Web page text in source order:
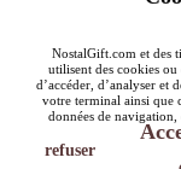
NostalGift.com et des
utilisent des cookies ou
d’accéder, d’analyser et
votre terminal ainsi que
données de
refuser